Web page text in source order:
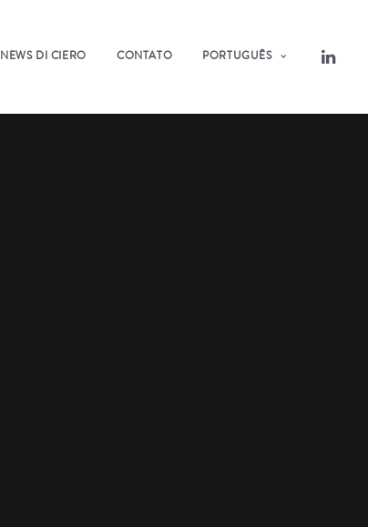
NEWS DI CIERO CONTATO PORTUGUÊS